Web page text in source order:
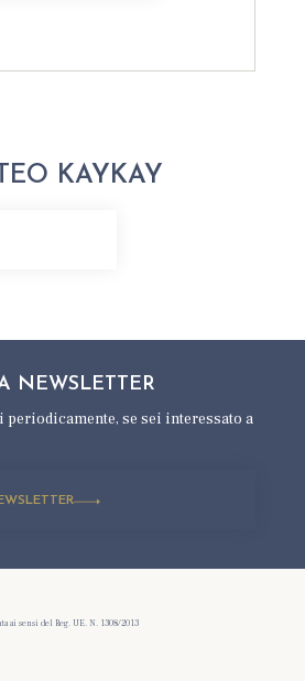
KAYKAY
NEWSLETTER
periodicamente,se sei interessato a
ai sensi del Reg. UE. N. 1308/2013